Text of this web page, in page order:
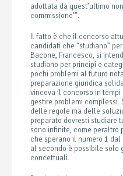
adottata da quest’ultimo
commissione’”.
Il fatto è che il concorso
candidati che “studiano”
Bacone, Francesco, si
studiano per principî e
pochi problemi al futuro
preparazione giuridica
vinceva il concorso in tempi
gestire problemi complessi.
delle regole ma delle
preparato dovresti studiare
sono infinite, come peraltro
che sperano il numero 1
al secondo è possibile solo
concettuali.